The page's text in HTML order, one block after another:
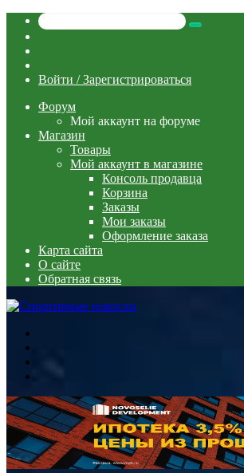
Искать
статья
Войти / Зарегистрироваться
Форум
Мой аккаунт на форуме
Магазин
Товары
Мой аккаунт в магазине
Консоль продавца
Корзина
Заказы
Мои заказы
Оформление заказа
Карта сайта
О сайте
Обратная связь